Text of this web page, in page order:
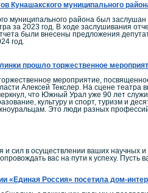
Кунашакского муниципального
муниципального района был заслушан
за 2023 год. В ходе заслушивания
были внесены предложения
год.
прошло торжественное
мероприятие,
Алексей Текслер. На сцене театра
что Южный Урал уже 90 лет
культуру и спорт, туризм и
Это люди разных
в осуществлении ваших научных и
вас на пути к успеху. Пусть
«Единая Россия» посетила дом-